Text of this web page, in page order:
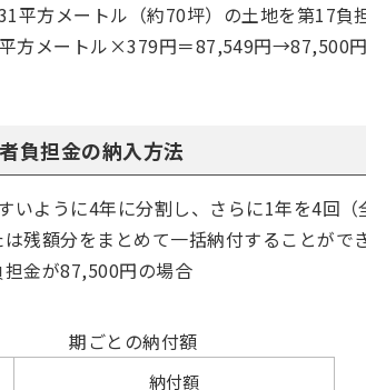
平方メートル（約70坪）の土地を第17
メートル×379円＝87,549円→87,500円
負担金の納入方法
いように4年に分割し、さらに1年を4回
残額分をまとめて一括納付することができ
担金が87,500円の場合
期ごとの納付額
納付額